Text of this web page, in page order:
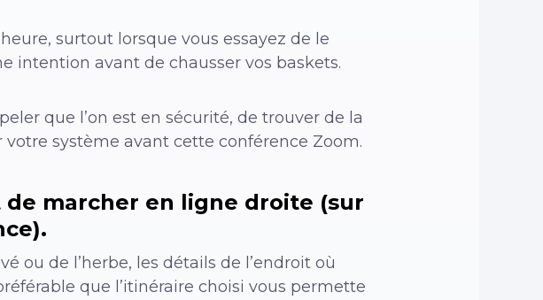
surtout lorsque vous essayez de le
intention avant de chausser vos baskets.
que l’on est en sécurité, de trouver de la
système avant cette conférence Zoom.
marcher en ligne droite (sur
ou de l’herbe, les détails de l’endroit où
que l’itinéraire choisi vous permette